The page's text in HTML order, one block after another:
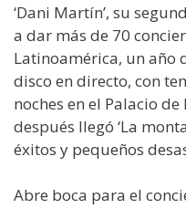
‘Dani Martín’, su
a dar más de 70
Latinoamérica, un año
disco en directo, con
noches en el Palacio
después llegó ‘La
éxitos y pequeños
Abre boca para el